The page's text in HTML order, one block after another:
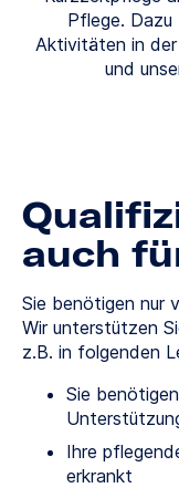
Pflege. Dazu
Aktivitäten in
und
auch
Sie benötigen nur
Wir unterstützen
z.B. in folgenden
Sie
Ihre
erkrankt